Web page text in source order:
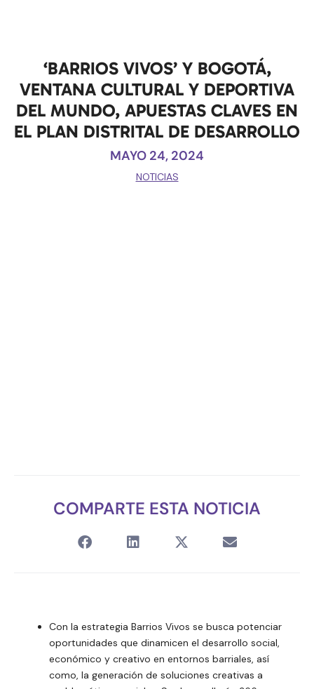
‘BARRIOS VIVOS’ Y BOGOTÁ,
VENTANA CULTURAL Y DEPORTIVA
DEL MUNDO, APUESTAS CLAVES EN
EL PLAN DISTRITAL DE DESARROLLO
MAYO 24, 2024
NOTICIAS
COMPARTE ESTA NOTICIA
Con la estrategia Barrios Vivos se busca potenciar
oportunidades que dinamicen el desarrollo social,
económico y creativo en entornos barriales, así
como, la generación de soluciones creativas a